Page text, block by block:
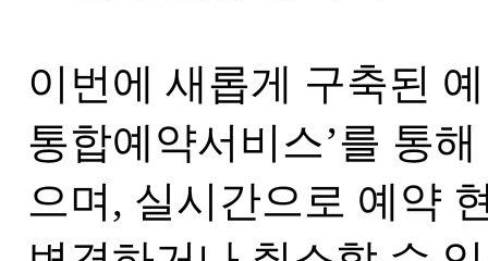
이번에 새롭게 구축된
통합예약서비스’를 통
으며, 실시간으로 예약